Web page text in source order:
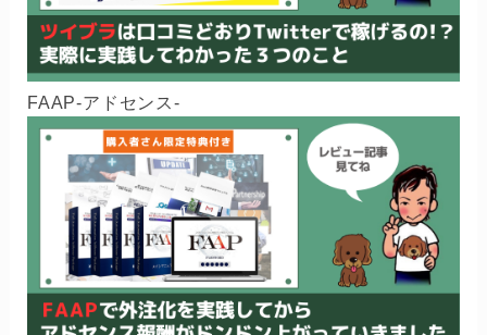
FAAP-アドセンス-